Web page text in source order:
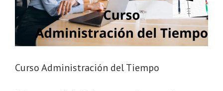
Curso Administración del Tiempo